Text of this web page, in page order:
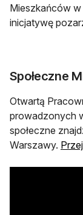
Mieszkańców w
inicjatywę
Społeczne
Otwartą
prowadzonych
społeczne
Warszawy.